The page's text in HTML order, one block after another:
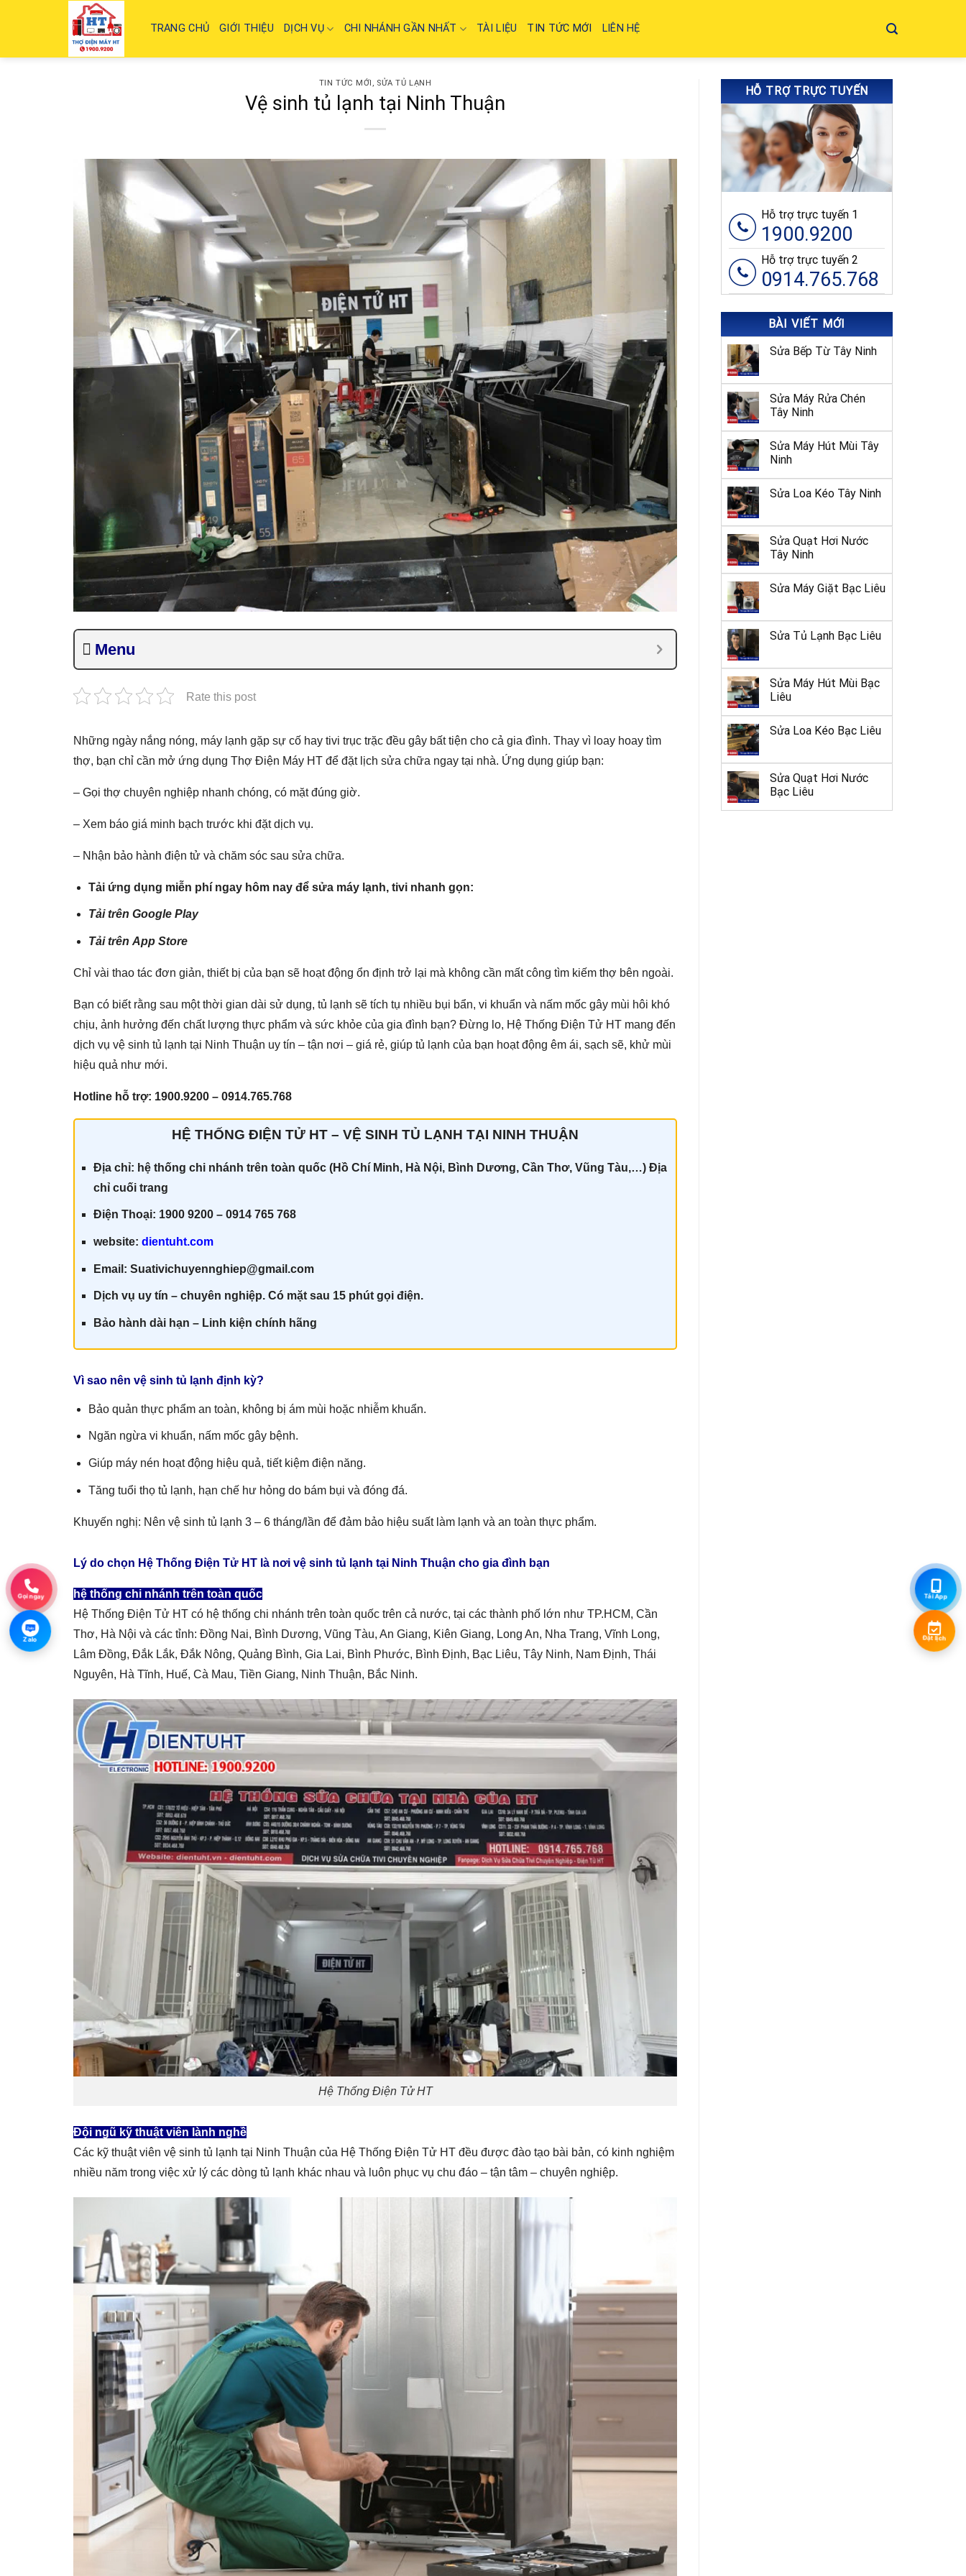
TRANG CHỦ GIỚI THIỆU DỊCH VỤ CHI NHÁNH GẦN NHẤT TÀI LIỆU TIN TỨC MỚI LIÊN HỆ
TIN TỨC MỚI , SỬA TỦ LẠNH
Vệ sinh tủ lạnh tại Ninh Thuận
Menu
Rate this post
Những ngày nắng nóng, máy lạnh gặp sự cố hay tivi trục trặc đều gây bất tiện cho cả gia đình. Thay vì loay hoay tìm
thợ, bạn chỉ cần mở ứng dụng Thợ Điện Máy HT để đặt lịch sửa chữa ngay tại nhà. Ứng dụng giúp bạn:
– Gọi thợ chuyên nghiệp nhanh chóng, có mặt đúng giờ.
– Xem báo giá minh bạch trước khi đặt dịch vụ.
– Nhận bảo hành điện tử và chăm sóc sau sửa chữa.
Tải ứng dụng miễn phí ngay hôm nay để sửa máy lạnh, tivi nhanh gọn:
Tải trên Google Play
Tải trên App Store
Chỉ vài thao tác đơn giản, thiết bị của bạn sẽ hoạt động ổn định trở lại mà không cần mất công tìm kiếm thợ bên ngoài.
Bạn có biết rằng sau một thời gian dài sử dụng, tủ lạnh sẽ tích tụ nhiều bụi bẩn, vi khuẩn và nấm mốc gây mùi hôi khó
chịu, ảnh hưởng đến chất lượng thực phẩm và sức khỏe của gia đình bạn? Đừng lo, Hệ Thống Điện Tử HT mang đến
dịch vụ vệ sinh tủ lạnh tại Ninh Thuận uy tín – tận nơi – giá rẻ, giúp tủ lạnh của bạn hoạt động êm ái, sạch sẽ, khử mùi
hiệu quả như mới.
Hotline hỗ trợ: 1900.9200 – 0914.765.768
HỆ THỐNG ĐIỆN TỬ HT – VỆ SINH TỦ LẠNH TẠI NINH THUẬN
Địa chỉ: hệ thống chi nhánh trên toàn quốc (Hồ Chí Minh, Hà Nội, Bình Dương, Cần Thơ, Vũng Tàu,…) Địa
chỉ cuối trang
Điện Thoại: 1900 9200 – 0914 765 768
website: dientuht.com
Email: Suativichuyennghiep@gmail.com
Dịch vụ uy tín – chuyên nghiệp. Có mặt sau 15 phút gọi điện.
Bảo hành dài hạn – Linh kiện chính hãng
Vì sao nên vệ sinh tủ lạnh định kỳ?
Bảo quản thực phẩm an toàn, không bị ám mùi hoặc nhiễm khuẩn.
Ngăn ngừa vi khuẩn, nấm mốc gây bệnh.
Giúp máy nén hoạt động hiệu quả, tiết kiệm điện năng.
Tăng tuổi thọ tủ lạnh, hạn chế hư hỏng do bám bụi và đóng đá.
Khuyến nghị: Nên vệ sinh tủ lạnh 3 – 6 tháng/lần để đảm bảo hiệu suất làm lạnh và an toàn thực phẩm.
Lý do chọn Hệ Thống Điện Tử HT là nơi vệ sinh tủ lạnh tại Ninh Thuận cho gia đình bạn
hệ thống chi nhánh trên toàn quốc
Hệ Thống Điện Tử HT có hệ thống chi nhánh trên toàn quốc trên cả nước, tại các thành phố lớn như TP.HCM, Cần
Thơ, Hà Nội và các tỉnh: Đồng Nai, Bình Dương, Vũng Tàu, An Giang, Kiên Giang, Long An, Nha Trang, Vĩnh Long,
Lâm Đồng, Đắk Lắk, Đắk Nông, Quảng Bình, Gia Lai, Bình Phước, Bình Định, Bạc Liêu, Tây Ninh, Nam Định, Thái
Nguyên, Hà Tĩnh, Huế, Cà Mau, Tiền Giang, Ninh Thuận, Bắc Ninh.
Hệ Thống Điện Tử HT
Đội ngũ kỹ thuật viên lành nghề
Các kỹ thuật viên vệ sinh tủ lạnh tại Ninh Thuận của Hệ Thống Điện Tử HT đều được đào tạo bài bản, có kinh nghiệm
nhiều năm trong việc xử lý các dòng tủ lạnh khác nhau và luôn phục vụ chu đáo – tận tâm – chuyên nghiệp.
HỖ TRỢ TRỰC TUYẾN
Hỗ trợ trực tuyến 1
1900.9200
Hỗ trợ trực tuyến 2
0914.765.768
BÀI VIẾT MỚI
Sửa Bếp Từ Tây Ninh
Sửa Máy Rửa Chén
Tây Ninh
Sửa Máy Hút Mùi Tây
Ninh
Sửa Loa Kéo Tây Ninh
Sửa Quạt Hơi Nước
Tây Ninh
Sửa Máy Giặt Bạc Liêu
Sửa Tủ Lạnh Bạc Liêu
Sửa Máy Hút Mùi Bạc
Liêu
Sửa Loa Kéo Bạc Liêu
Sửa Quạt Hơi Nước
Bạc Liêu
Gọi ngay
Zalo
Zalo
Tải App
Đặt lịch